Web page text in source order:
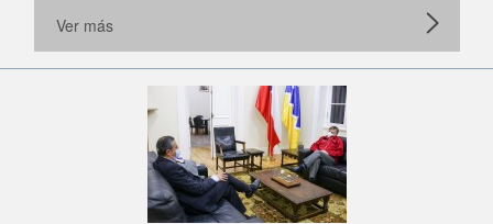
Ver más